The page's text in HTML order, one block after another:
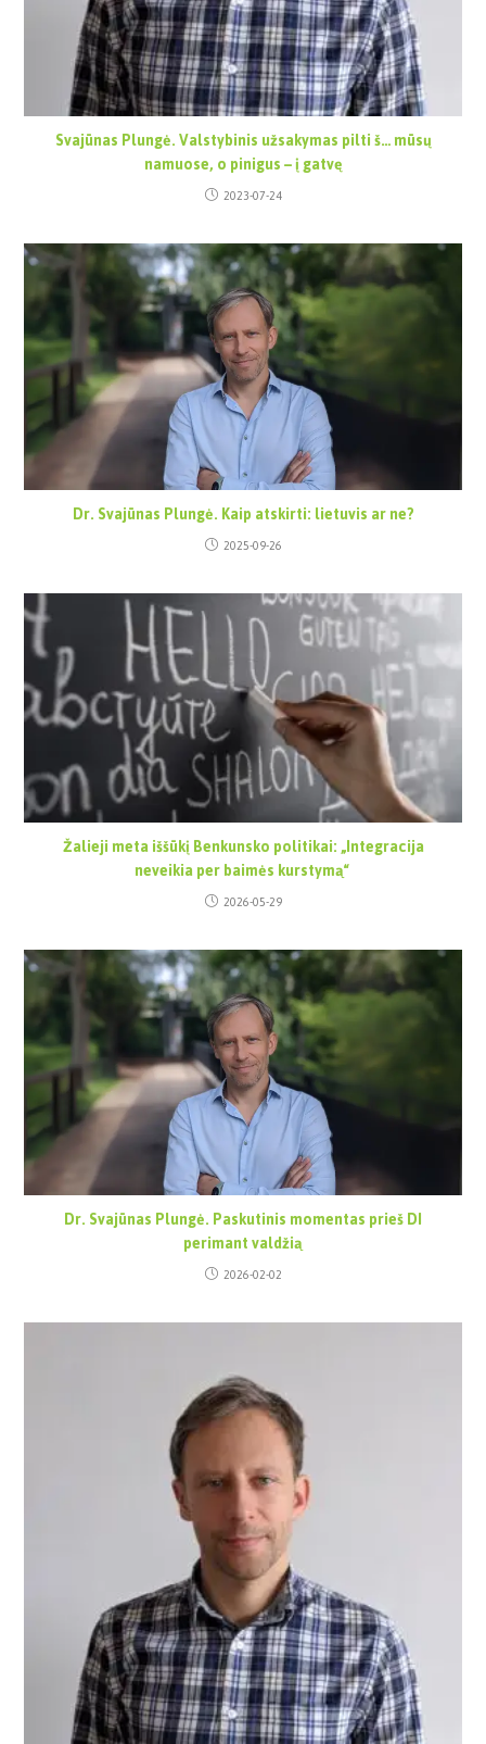
Svajūnas Plungė. Valstybinis užsakymas pilti š… mūsų
namuose, o pinigus – į gatvę
2023-07-24
Dr. Svajūnas Plungė. Kaip atskirti: lietuvis ar ne?
2025-09-26
Žalieji meta iššūkį Benkunsko politikai: „Integracija
neveikia per baimės kurstymą“
2026-05-29
Dr. Svajūnas Plungė. Paskutinis momentas prieš DI
perimant valdžią
2026-02-02